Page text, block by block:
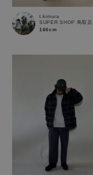
キーワード
MENS
t.kimura
SUPER SHOP 鳥取店
166cm